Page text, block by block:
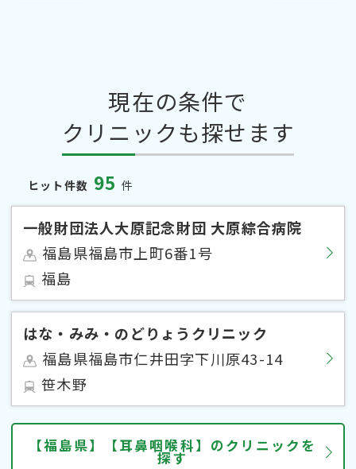
現在の条件で
クリニックも探せます
ヒット件数 95 件
一般財団法人大原記念財団 大原綜合病院
福島県福島市上町6番1号
福島
はな・みみ・のどりょうクリニック
福島県福島市仁井田字下川原43-14
笹木野
【福島県】【耳鼻咽喉科】のクリニックを
探す